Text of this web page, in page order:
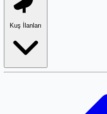
Kuş İlanları